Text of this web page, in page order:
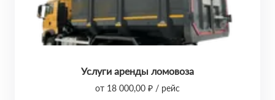
Услуги аренды ломовоза
от 18 000,00 ₽ / рейс